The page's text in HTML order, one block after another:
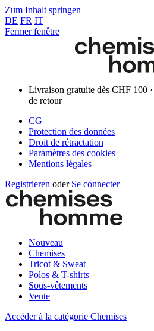
Zum Inhalt springen
DE FR IT
Fermer fenêtre
Livraison gratuite dès CHF 100
de retour
CG
Protection des données
Droit de rétractation
Paramètres des cookies
Mentions légales
Registrieren oder Se connecter
Nouveau
Chemises
Tricot & Sweat
Polos & T-shirts
Sous-vêtements
Vente
Accéder à la catégorie Chemises